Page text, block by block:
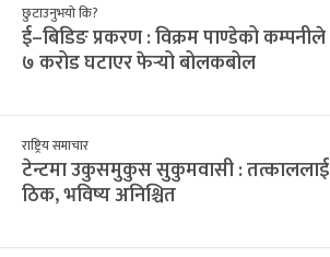
छुटाउनुभयो कि?
ई–बिडिङ प्रकरण : विक्रम पाण्डेको कम्पनीले
७ करोड घटाएर फेर्‍यो बोलकबोल
राष्ट्रिय समाचार
टेन्टमा उकुसमुकुस सुकुमवासी : तत्काललाई
ठिक, भविष्य अनिश्चित